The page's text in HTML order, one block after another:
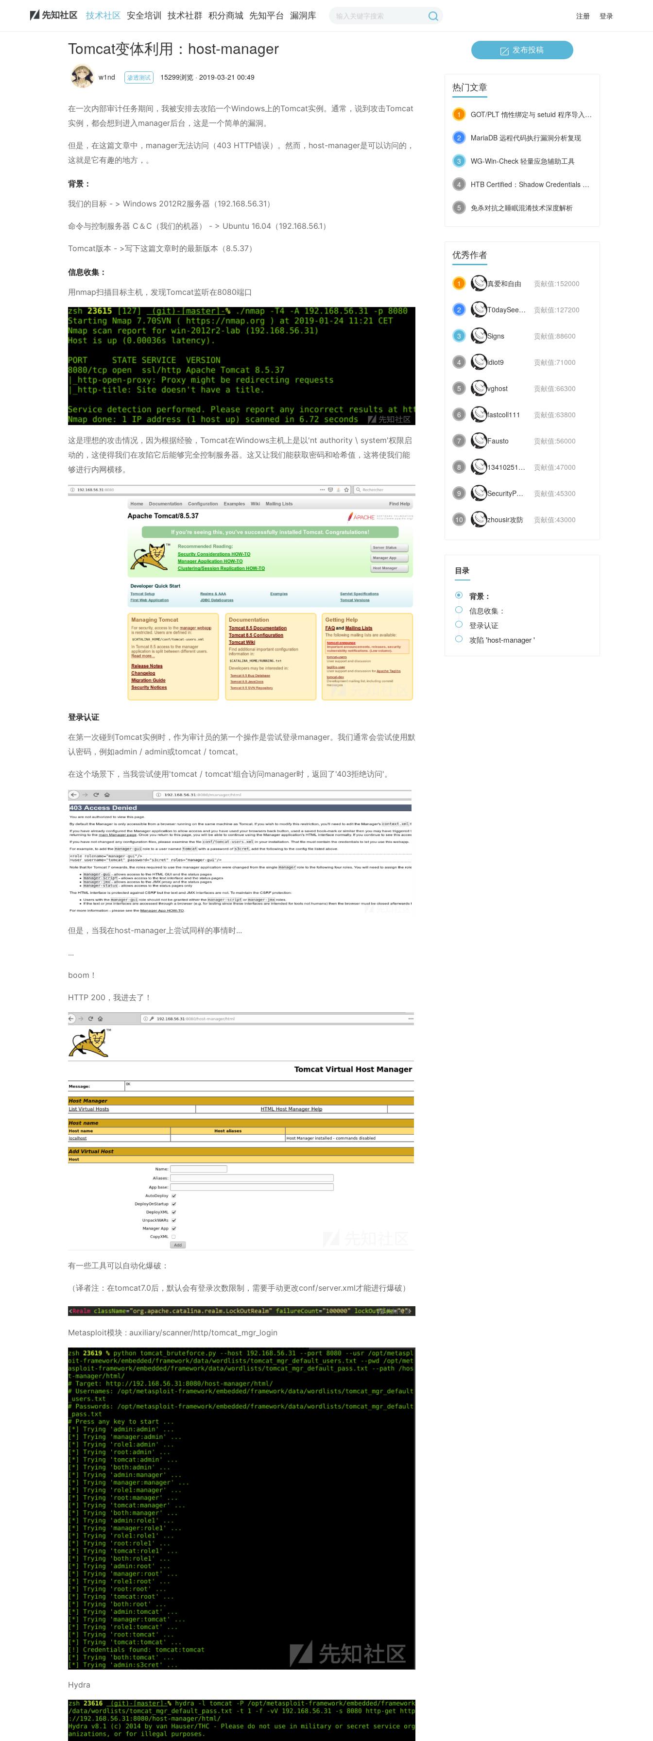
技术社区 安全培训 技术社群 积分商城 先知平台 漏洞库 注册 登录
Tomcat变体利用：host-manager
w1nd 渗透测试 15299浏览 · 2019-03-21 00:49
在一次内部审计任务期间，我被安排去攻陷一个Windows上的Tomcat实例。通常，说到攻击Tomcat
实例，都会想到进入manager后台，这是一个简单的漏洞。
但是，在这篇文章中，manager无法访问（403 HTTP错误）。然而，host-manager是可以访问的，
这就是它有趣的地方，。
背景：
我们的目标 - > Windows 2012R2服务器（192.168.56.31）
命令与控制服务器 C＆C（我们的机器） - > Ubuntu 16.04（192.168.56.1）
Tomcat版本 - >写下这篇文章时的最新版本（8.5.37）
信息收集：
用nmap扫描目标主机，发现Tomcat监听在8080端口
这是理想的攻击情况，因为根据经验，Tomcat在Windows主机上是以'nt authority \ system'权限启
动的，这使得我们在攻陷它后能够完全控制服务器。这又让我们能获取密码和哈希值，这将使我们能
够进行内网横移。
登录认证
在第一次碰到Tomcat实例时，作为审计员的第一个操作是尝试登录manager。我们通常会尝试使用默
认密码，例如admin / admin或tomcat / tomcat。
在这个场景下，当我尝试使用'tomcat / tomcat'组合访问manager时，返回了'403拒绝访问'。
但是，当我在host-manager上尝试同样的事情时...
...
boom！
HTTP 200，我进去了！
有一些工具可以自动化爆破：
（译者注：在tomcat7.0后，默认会有登录次数限制，需要手动更改conf/server.xml才能进行爆破）
Metasploit模块 : auxiliary/scanner/http/tomcat_mgr_login
Hydra
发布投稿
热门文章
1 GOT/PLT 惰性绑定与 setuid 程序导入函数劫持
2 MariaDB 远程代码执行漏洞分析复现
3 WG-Win-Check 轻量应急辅助工具
4 HTB Certified：Shadow Credentials 与 ESC9 的连环利用
5 免杀对抗之睡眠混淆技术深度解析
优秀作者
1 真爱和自由 贡献值:152000
2 T0daySeeker 贡献值:127200
3 Signs 贡献值:88600
4 idiot9 贡献值:71000
5 vghost 贡献值:66300
6 fastcoll111 贡献值:63800
7 Fausto 贡献值:56000
8 1341025112991831 贡献值:47000
9 SecurityPaper 贡献值:45300
10 zhousir攻防 贡献值:43000
目录
 背景：
 信息收集：
 登录认证
 攻陷 'host-manager '